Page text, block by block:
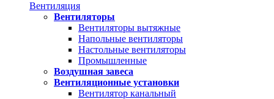
Вентиляция
Вентиляторы
Вентиляторы вытяжные
Напольные вентиляторы
Настольные вентиляторы
Промышленные
Воздушная завеса
Вентиляционные установки
Вентилятор канальный